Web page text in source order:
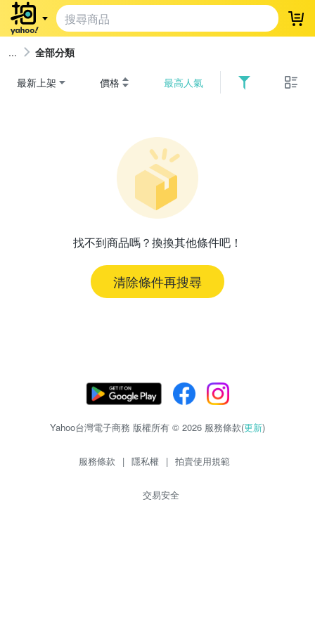
登
全部分類
最新上架 價格 最高人氣
找不到商品嗎？換換其他條件吧！
清除條件再搜尋
Yahoo台灣電子商務 版權所有 © 2026 服務條款(更新)
服務條款 | 隱私權 | 拍賣使用規範
交易安全